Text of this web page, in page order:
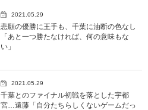
2021.05.29
悲願の優勝に王手も、千葉に油断の色なし
「あと一つ勝たなければ、何の意味もな
い」
2021.05.29
千葉とのファイナル初戦を落とした宇都
宮…遠藤「自分たちらしくないゲームだっ